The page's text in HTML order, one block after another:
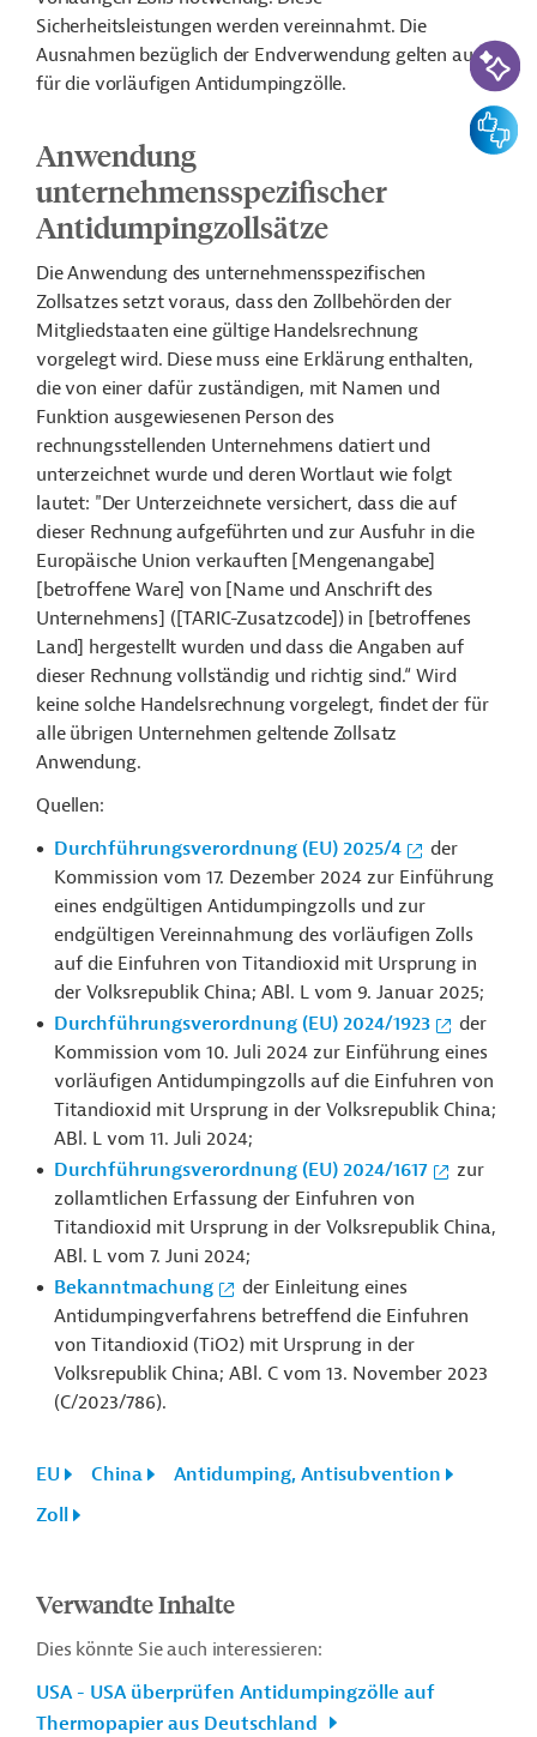
Sicherheitsleistungen werden vereinnahmt. Die
Ausnahmen bezüglich der Endverwendung gelten auch
für die vorläufigen Antidumpingzölle.
Anwendung
unternehmensspezifischer
Antidumpingzollsätze
Die Anwendung des unternehmensspezifischen
Zollsatzes setzt voraus, dass den Zollbehörden der
Mitgliedstaaten eine gültige Handelsrechnung
vorgelegt wird. Diese muss eine Erklärung enthalten,
die von einer dafür zuständigen, mit Namen und
Funktion ausgewiesenen Person des
rechnungsstellenden Unternehmens datiert und
unterzeichnet wurde und deren Wortlaut wie folgt
lautet: "Der Unterzeichnete versichert, dass die auf
dieser Rechnung aufgeführten und zur Ausfuhr in die
Europäische Union verkauften [Mengenangabe]
[betroffene Ware] von [Name und Anschrift des
Unternehmens] ([TARIC-Zusatzcode]) in [betroffenes
Land] hergestellt wurden und dass die Angaben auf
dieser Rechnung vollständig und richtig sind.“ Wird
keine solche Handelsrechnung vorgelegt, findet der für
alle übrigen Unternehmen geltende Zollsatz
Anwendung.
Quellen:
Durchführungsverordnung (EU) 2025/4
der
Kommission vom 17. Dezember 2024 zur Einführung
eines endgültigen Antidumpingzolls und zur
endgültigen Vereinnahmung des vorläufigen Zolls
auf die Einfuhren von Titandioxid mit Ursprung in
der Volksrepublik China; ABl. L vom 9. Januar 2025;
Durchführungsverordnung (EU) 2024/1923
der
Kommission vom 10. Juli 2024 zur Einführung eines
vorläufigen Antidumpingzolls auf die Einfuhren von
Titandioxid mit Ursprung in der Volksrepublik China;
ABl. L vom 11. Juli 2024;
Durchführungsverordnung (EU) 2024/1617
zur
zollamtlichen Erfassung der Einfuhren von
Titandioxid mit Ursprung in der Volksrepublik China,
ABl. L vom 7. Juni 2024;
Bekanntmachung
der Einleitung eines
Antidumpingverfahrens betreffend die Einfuhren
von Titandioxid (TiO2) mit Ursprung in der
Volksrepublik China; ABl. C vom 13. November 2023
(C/2023/786).
EU China
Antidumping, Antisubvention
Zoll
Verwandte Inhalte
Dies könnte Sie auch interessieren:
USA - USA überprüfen Antidumpingzölle auf
Thermopapier aus Deutschland
KI-